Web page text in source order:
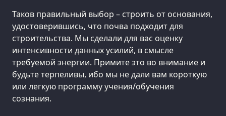
Таков правильный выбор – строить от основания,
удостоверившись, что почва подходит для
строительства. Мы сделали для вас оценку
интенсивности данных усилий, в смысле
требуемой энергии. Примите это во внимание и
будьте терпеливы, ибо мы не дали вам короткую
или легкую программу учения/обучения
сознания.